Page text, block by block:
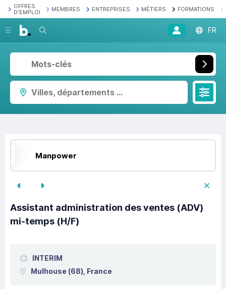
OFFRES
D'EMPLOI
MEMBRES ENTREPRISES MÉTIERS FORMATIONS
Recherche FR
Villes, départements ...
Manpower
Assistant administration des ventes (ADV)
mi-temps (H/F)
INTERIM
Mulhouse (68), France